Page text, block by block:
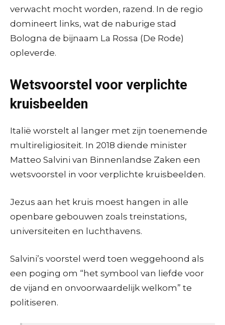
verwacht mocht worden, razend. In de regio
domineert links, wat de naburige stad
Bologna de bijnaam La Rossa (De Rode)
opleverde.
Wetsvoorstel voor verplichte
kruisbeelden
Italië worstelt al langer met zijn toenemende
multireligiositeit. In 2018 diende minister
Matteo Salvini van Binnenlandse Zaken een
wetsvoorstel in voor verplichte kruisbeelden.
Jezus aan het kruis moest hangen in alle
openbare gebouwen zoals treinstations,
universiteiten en luchthavens.
Salvini’s voorstel werd toen weggehoond als
een poging om “het symbool van liefde voor
de vijand en onvoorwaardelijk welkom” te
politiseren.